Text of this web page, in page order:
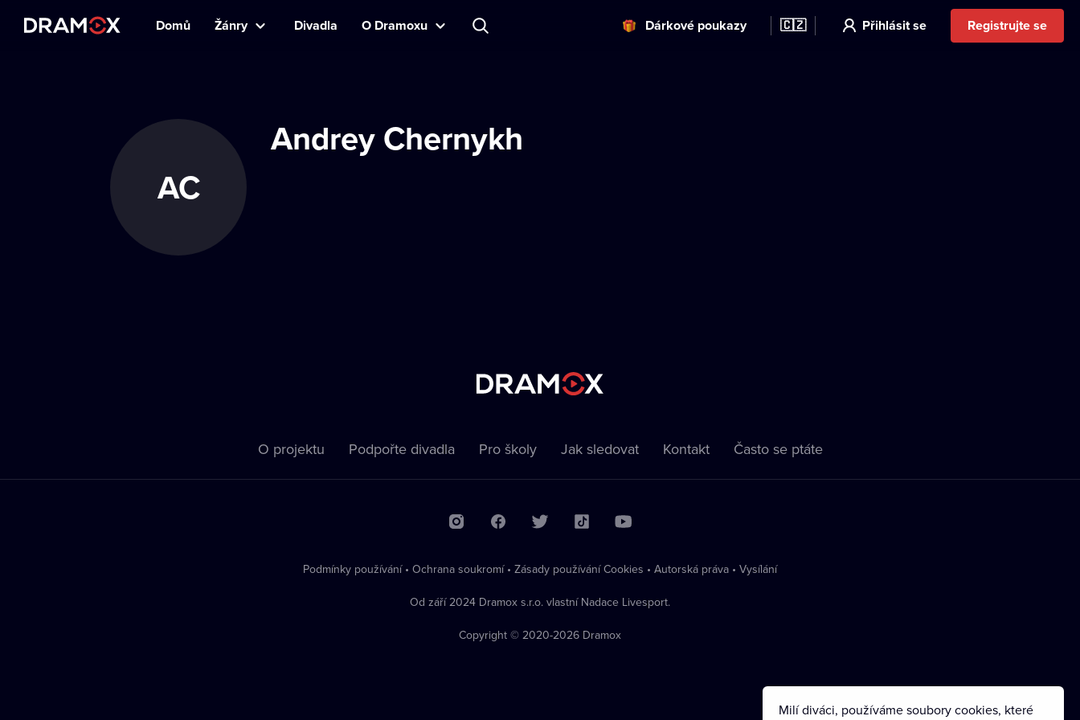
Domů Žánry Divadla O Dramoxu Dárkové poukazy 🇨🇿 Přihlásit se Registrujte se
AC
Andrey Chernykh
O projektu Podpořte divadla Pro školy Jak sledovat Kontakt Často se ptáte
Podmínky používání • Ochrana soukromí • Zásady používání Cookies • Autorská práva • Vysílání
Od září 2024 Dramox s.r.o. vlastní Nadace Livesport.
Copyright © 2020-2026 Dramox
Milí diváci, používáme soubory cookies, které